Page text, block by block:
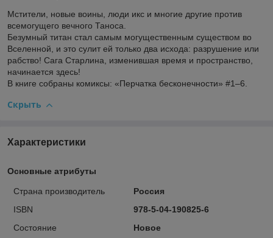
Мстители, новые воины, люди икс и многие другие против
всемогущего вечного Таноса.
Безумный титан стал самым могущественным существом во
Вселенной, и это сулит ей только два исхода: разрушение или
рабство! Сага Старлина, изменившая время и пространство,
начинается здесь!
В книге собраны комиксы: «Перчатка бесконечности» #1–6.
Скрыть
Характеристики
Основные атрибуты
Страна производитель
Россия
ISBN
978-5-04-190825-6
Состояние
Новое